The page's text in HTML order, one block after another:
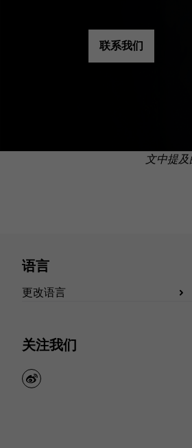
联系我们
文中提
语言
更改语言
关注我们
weibo